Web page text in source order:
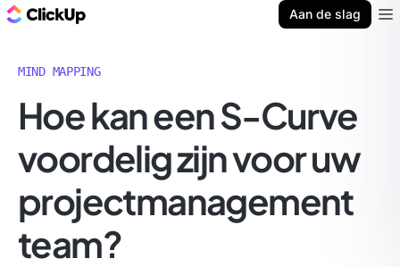
Aan de slag
MIND MAPPING
Hoe kan een S-Curve
voordelig zijn voor uw
projectmanagement
team?